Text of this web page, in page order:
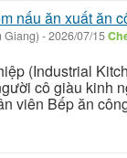
nấu ăn xuất ăn
Giang) -2026/07/15
(Industrial
cô giàu kinh
viên Bếp ăn